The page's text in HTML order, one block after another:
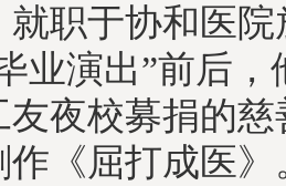
就职于协和医院
业演出”前后
友夜校募捐的
作《屈打成医